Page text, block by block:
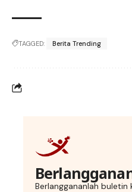
TAGGED: Berita Trending
Berlanggananlah buletin